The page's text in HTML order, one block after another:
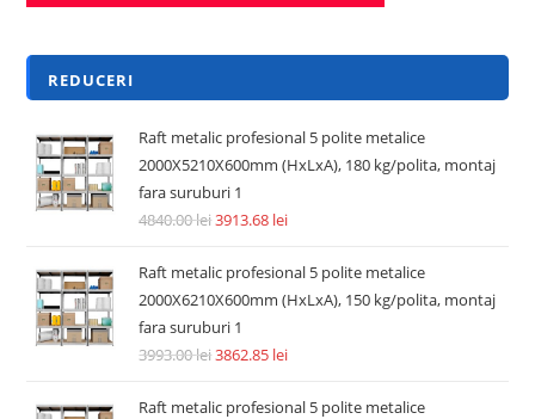
REDUCERI
Raft metalic profesional 5 polite metalice
2000X5210X600mm (HxLxA), 180 kg/polita, montaj
fara suruburi 1
4840.00lei3913.68 lei
Raft metalic profesional 5 polite metalice
2000X6210X600mm (HxLxA), 150 kg/polita, montaj
fara suruburi 1
3993.00lei3862.85 lei
Raft metalic profesional 5 polite metalice